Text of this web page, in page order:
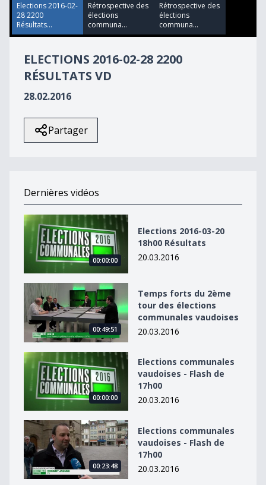
20
seconds
Elections 2016-02-
28 2200
Résultats...
Rétrospective des
élections
communa...
Rétrospective des
élections
communa...
ELECTIONS 2016-02-28 2200
RÉSULTATS VD
28.02.2016
Partager
Dernières vidéos
Elections 2016-03-20 18h00 Résultats
00:00:00
Elections 2016-03-20
18h00 Résultats
20.03.2016
Temps forts du 2ème tour des élections communales
00:49:51
Temps forts du 2ème
tour des élections
communales vaudoises
20.03.2016
Elections communales vaudoises - Flash de 17h00
00:00:00
Elections communales
vaudoises - Flash de
17h00
20.03.2016
Elections communales vaudoises - Flash de 17h00
00:23:48
Elections communales
vaudoises - Flash de
17h00
20.03.2016